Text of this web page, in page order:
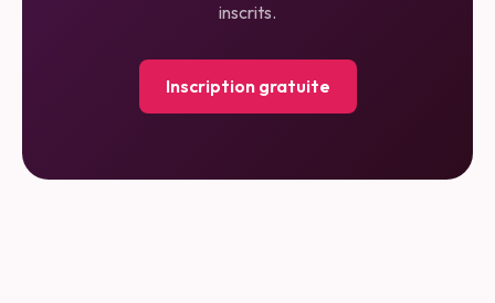
inscrits.
Inscription gratuite